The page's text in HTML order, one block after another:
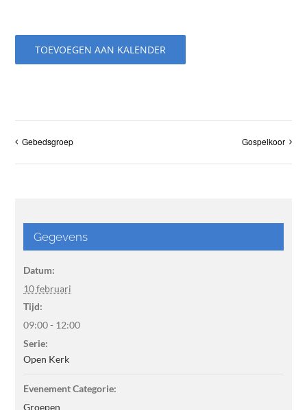
TOEVOEGEN AAN KALENDER
Gebedsgroep Gospelkoor
Gegevens
Datum:
10 februari
Tijd:
09:00 - 12:00
Serie:
Open Kerk
Evenement Categorie:
Groepen